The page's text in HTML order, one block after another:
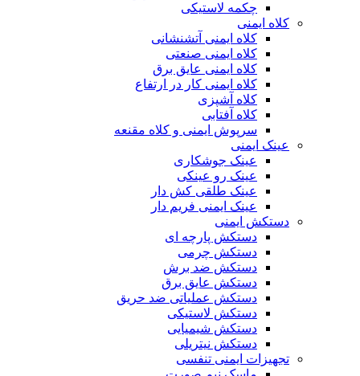
چکمه لاستیکی
کلاه ایمنی
کلاه ایمنی آتشنشانی
کلاه ایمنی صنعتی
کلاه ایمنی عایق برق
کلاه ایمنی کار در ارتفاع
کلاه آشپزی
کلاه آفتابی
سرپوش ایمنی و کلاه مقنعه
عینک ایمنی
عینک جوشکاری
عینک رو عینکی
عینک طلقی کش دار
عینک ایمنی فریم دار
دستکش ایمنی
دستکش پارچه ای
دستکش چرمی
دستکش ضد برش
دستکش عایق برق
دستکش عملیاتی ضد حریق
دستکش لاستیکی
دستکش شیمیایی
دستکش نیتریلی
تجهیزات ایمنی تنفسی